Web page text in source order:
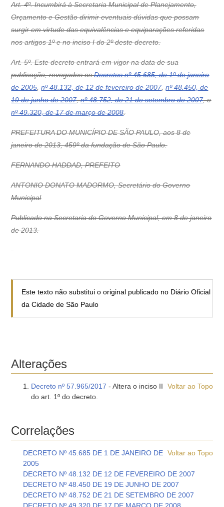
Art. 4º. Incumbirá à Secretaria Municipal de Planejamento,
Orçamento e Gestão dirimir eventuais dúvidas que possam
surgir em virtude das equivalências e equiparações referidas
nos artigos 1º e no inciso I do 2º deste decreto.
Art. 5º. Este decreto entrará em vigor na data de sua
publicação, revogados osDecretos nº 45.685, de 1º de janeiro
de 2005,nº 48.132, de 12 de fevereiro de 2007,nº 48.450, de
19 de junho de 2007,nº 48.752, de 21 de setembro de 2007, e
nº 49.320, de 17 de março de 2008.
PREFEITURA DO MUNICÍPIO DE SÃO PAULO, aos 8 de
janeiro de 2013, 459º da fundação de São Paulo.
FERNANDO HADDAD, PREFEITO
ANTONIO DONATO MADORMO, Secretário do Governo
Municipal
Publicado na Secretaria do Governo Municipal, em 8 de janeiro
de 2013.
Este texto não substitui o original publicado no Diário Oficial
da Cidade de São Paulo
Alterações
Voltar ao Topo
Decreto nº 57.965/2017 - Altera o inciso II
do art. 1º do decreto.
Correlações
Voltar ao Topo
DECRETO Nº 45.685 DE 1 DE JANEIRO DE
2005
DECRETO Nº 48.132 DE 12 DE FEVEREIRO DE 2007
DECRETO Nº 48.450 DE 19 DE JUNHO DE 2007
DECRETO Nº 48.752 DE 21 DE SETEMBRO DE 2007